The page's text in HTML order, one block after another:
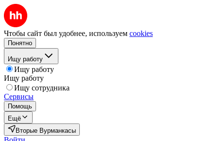
Чтобы сайт был удобнее, используем cookies
Понятно
Ищу работу
Ищу работу
Ищу работу
Ищу сотрудника
Сервисы
Помощь
Ещё
Вторые Вурманкасы